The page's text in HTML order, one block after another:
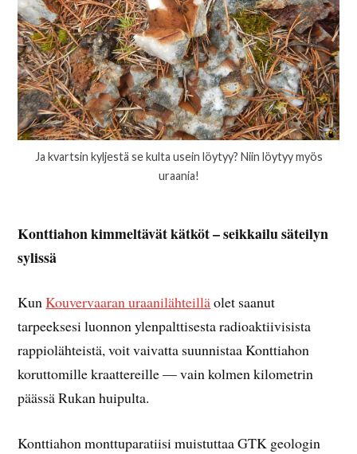
Ja kvartsin kyljestä se kulta usein löytyy? Niin löytyy myös
uraania!
Konttiahon kimmeltävät kätköt – seikkailu säteilyn
sylissä
KunKouvervaaran uraanilähteilläolet saanut
tarpeeksesi luonnon ylenpalttisesta radioaktiivisista
rappiolähteistä, voit vaivatta suunnistaa Konttiahon
koruttomille kraattereille — vain kolmen kilometrin
päässä Rukan huipulta.
Konttiahon monttuparatiisi muistuttaa GTK geologin